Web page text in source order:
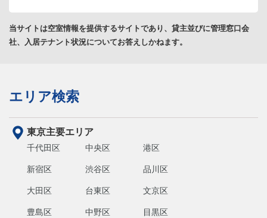
当サイトは空室情報を提供するサイトであり、貸主並びに管理窓口会
社、入居テナント状況についてお答えしかねます。
エリア検索
東京主要エリア
千代田区 中央区 港区
新宿区 渋谷区 品川区
大田区 台東区 文京区
豊島区 中野区 目黒区